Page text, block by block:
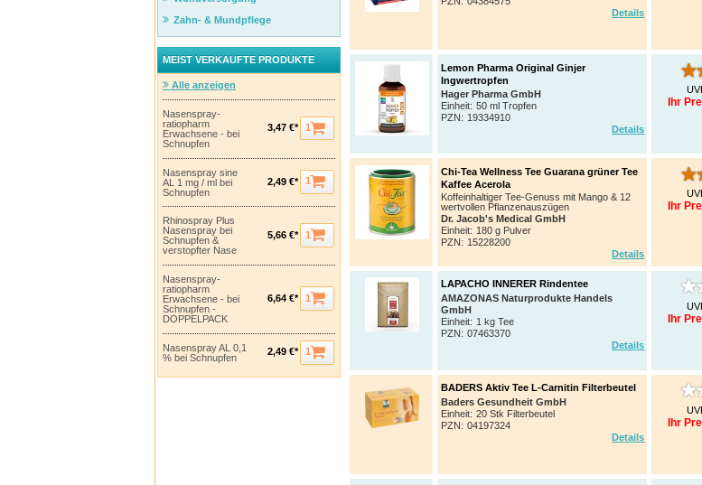
Details
Lemon Pharma Original Ginjer
Ingwertropfen
Hager Pharma GmbH
Einheit: 50 ml Tropfen
PZN : 19334910
Details
Ihr
Chi-Tea Wellness Tee Guarana grüner Tee
Kaffee Acerola
Koffeinhaltiger Tee-Genuss mit Mango & 12
wertvollen Pflanzenauszügen
Dr. Jacob's Medical GmbH
Einheit: 180 g Pulver
PZN : 15228200
Details
Ihr
LAPACHO INNERER Rindentee
AMAZONAS Naturprodukte Handels
GmbH
Einheit: 1 kg Tee
PZN: 07463370
Details
Ihr
BADERS Aktiv Tee L-Carnitin Filterbeutel
Baders Gesundheit GmbH
Einheit: 20 Stk Filterbeutel
PZN: 04197324
Details
Ihr
Zahn- & Mundpflege
MEIST VERKAUFTE PRODUKTE
Alle anzeigen
Nasenspray-
ratiopharm
Erwachsene - bei
Schnupfen
3,47 €* 1
Nasenspray sine
AL 1 mg / ml bei
Schnupfen
2,49 €* 1
Rhinospray Plus
Nasenspray bei
Schnupfen &
verstopfter Nase
5,66 €* 1
Nasenspray-
ratiopharm
Erwachsene - bei
Schnupfen -
DOPPELPACK
6,64 €* 1
Nasenspray AL 0,1
% bei Schnupfen
2,49 €* 1